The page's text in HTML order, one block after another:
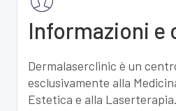
Informazioni e
Dermalaserclinic è un
esclusivamente alla
Estetica e alla Laserterapia.